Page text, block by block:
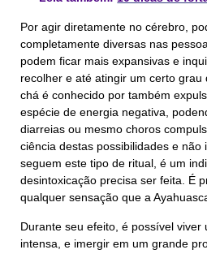
Por agir diretamente no cérebro,
completamente diversas nas
podem ficar mais expansivas e
recolher e até atingir um certo grau
chá é conhecido por também
espécie de energia negativa,
diarreias ou mesmo choros
ciência destas possibilidades e
seguem este tipo de ritual, é um
desintoxicação precisa ser feita. É
qualquer sensação que a
Durante seu efeito, é possível viver
intensa, e imergir em um grande